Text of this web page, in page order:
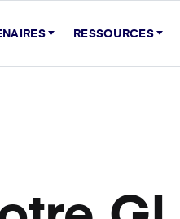
RESSOURCES